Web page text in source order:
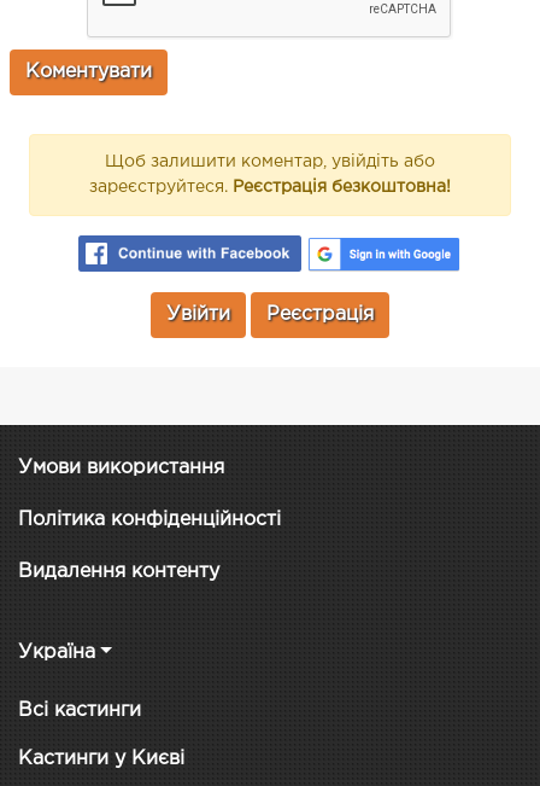
Щоб залишити коментар, увійдіть або
зареєструйтеся. Реєстрація безкоштовна!
Увійти Реєстрація
Умови використання
Політика конфіденційності
Видалення контенту
Україна
Всі кастинги
Кастинги у Києві